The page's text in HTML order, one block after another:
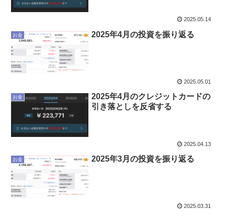
2025.05.14
お金 2025年4月の投資を振り返る
2025.05.01
お金
2025年4月のクレジットカードの
引き落としを反省する
2025.04.13
お金 2025年3月の投資を振り返る
2025.03.31